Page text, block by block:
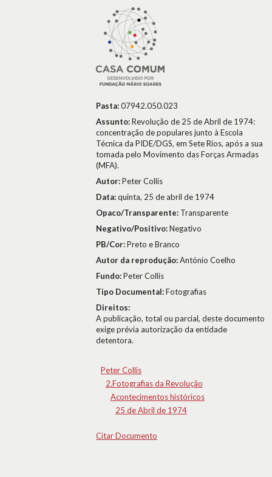
Pasta:07942.050.023
Assunto:Revolução de 25 de Abril de 1974:
concentração de populares junto à Escola
Técnica da PIDE/DGS, em Sete Rios, após a sua
tomada pelo Movimento das Forças Armadas
(MFA).
Autor:Peter Collis
Data:quinta, 25 de abril de 1974
Opaco/Transparente: Transparente
Negativo/Positivo:Negativo
PB/Cor:Preto e Branco
Autor da reprodução:António Coelho
Fundo:Peter Collis
Tipo Documental:Fotografias
Direitos:
A publicação, total ou parcial, deste documento
exige prévia autorização da entidade
detentora.
Peter Collis
2.Fotografias da Revolução
Acontecimentos históricos
25 de Abril de 1974
Citar Documento